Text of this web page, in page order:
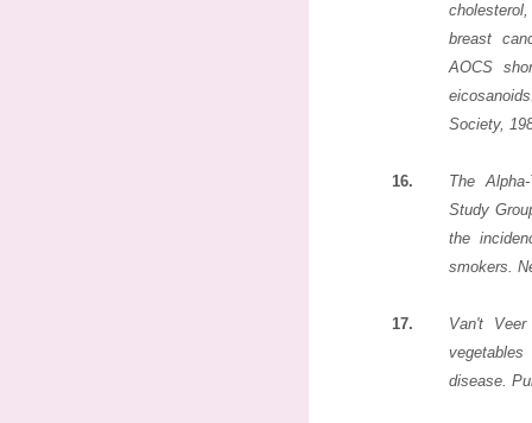
breast
AOCS
Society,
16.
The
Study
the
smokers.
17.
Van't
disease.